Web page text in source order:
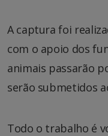
A captura foi
com o apoio dos
animais passarão
serão submetidos
Todo o trabalho é